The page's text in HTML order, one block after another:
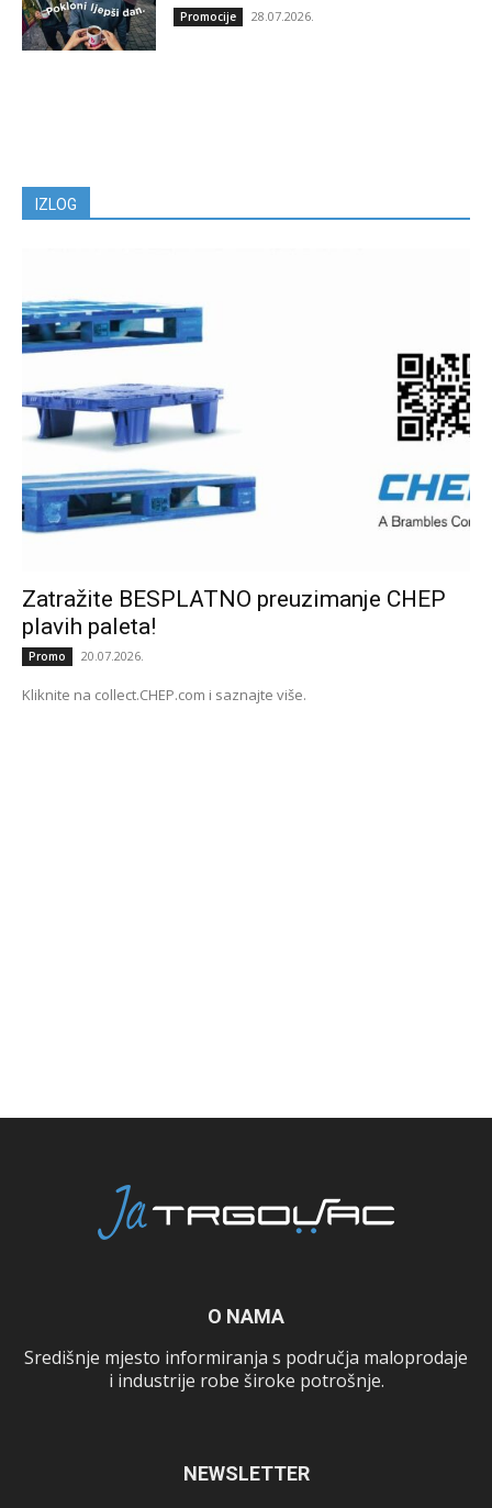
Promocije 28.07.2026.
IZLOG
Zatražite BESPLATNO preuzimanje CHEP
plavih paleta!
Promo 20.07.2026.
Kliknite na collect.CHEP.com i saznajte više.
O NAMA
Središnje mjesto informiranja s područja maloprodaje
i industrije robe široke potrošnje.
NEWSLETTER